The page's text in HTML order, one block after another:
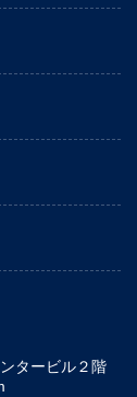
タービル２階